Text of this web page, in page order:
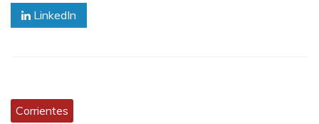
LinkedIn
Corrientes